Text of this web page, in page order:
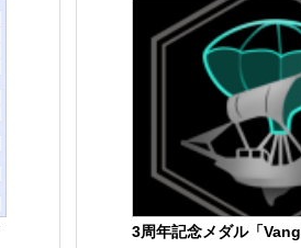
3周年記念メダル「